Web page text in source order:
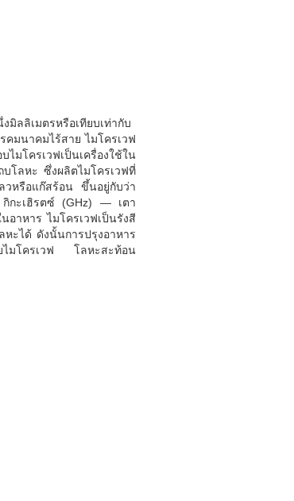
มิลลิเมตรหรือเทียบเท่ากับ
คมนาคมไร้สาย ไมโครเวฟ
มโครเวฟเป็นเครื่องใช้ใน
โลหะ ซึ่งผลิตไมโครเวฟที่
วหรือแก๊สร้อน ขึ้นอยู่กับว่า
กิกะเฮิรตซ์ (GHz) — เตา
อาหาร ไมโครเวฟเป็นรังสี
ะได้ ดังนั้นการปรุงอาหาร
ยไมโครเวฟ โลหะสะท้อน